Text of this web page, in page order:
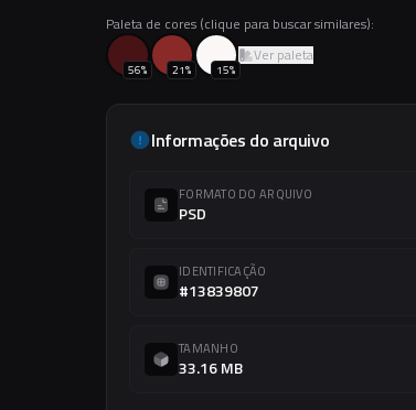
Paleta de cores (clique para buscar similares):
56% 21% 15%
Ver paleta
Informações do arquivo
FORMATO DO ARQUIVO
PSD
IDENTIFICAÇÃO
#13839807
TAMANHO
33.16 MB